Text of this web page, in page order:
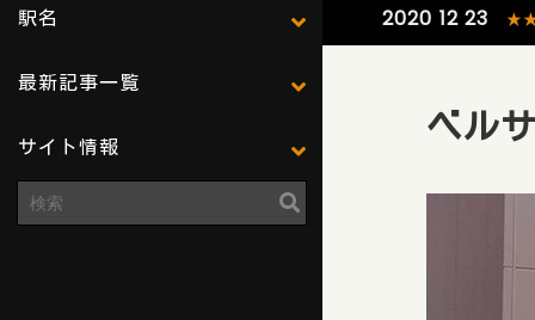
駅名
最新記事一覧
サイト情報
2020 12 23
ベル